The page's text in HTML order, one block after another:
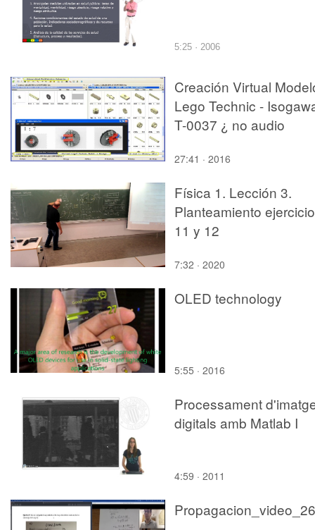
5:25 · 2006
Creación Virtual
Lego Technic -
T-0037 ¿ no audio
27:41 · 2016
Física 1. Lección 3.
Planteamiento
11 y 12
7:32 · 2020
OLED technology
5:55 · 2016
Processament
digitals amb Matlab I
4:59 · 2011
Propagacion_video_26